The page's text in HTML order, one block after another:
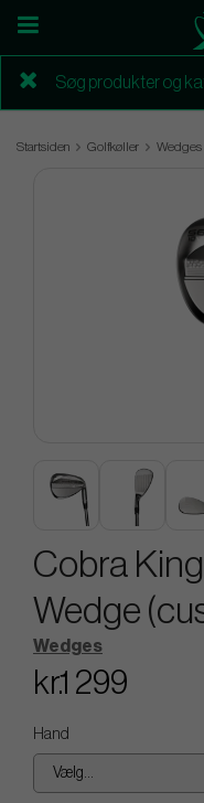
Startsiden Golfkøller Wedges
Cobra
Wedge
Wedges
kr.1 299
Hand
Vælg...